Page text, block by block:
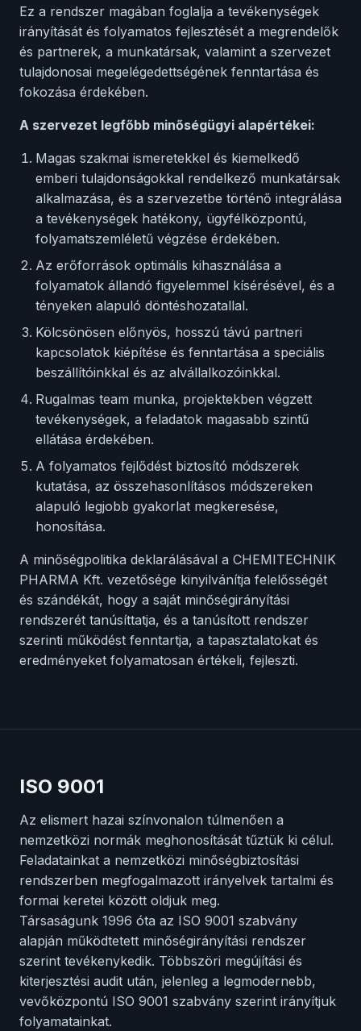
Ez a rendszer magában foglalja a tevékenységek
irányítását és folyamatos fejlesztését a megrendelők
és partnerek, a munkatársak, valamint a szervezet
tulajdonosai megelégedettségének fenntartása és
fokozása érdekében.
A szervezet legfőbb minőségügyi alapértékei:
Magas szakmai ismeretekkel és kiemelkedő
emberi tulajdonságokkal rendelkező munkatársak
alkalmazása, és a szervezetbe történő integrálása
a tevékenységek hatékony, ügyfélközpontú,
folyamatszemléletű végzése érdekében.
Az erőforrások optimális kihasználása a
folyamatok állandó figyelemmel kísérésével, és a
tényeken alapuló döntéshozatallal.
Kölcsönösen előnyös, hosszú távú partneri
kapcsolatok kiépítése és fenntartása a speciális
beszállítóinkkal és az alvállalkozóinkkal.
Rugalmas team munka, projektekben végzett
tevékenységek, a feladatok magasabb szintű
ellátása érdekében.
A folyamatos fejlődést biztosító módszerek
kutatása, az összehasonlításos módszereken
alapuló legjobb gyakorlat megkeresése,
honosítása.
A minőségpolitika deklarálásával a CHEMITECHNIK
PHARMA Kft. vezetősége kinyilvánítja felelősségét
és szándékát, hogy a saját minőségirányítási
rendszerét tanúsíttatja, és a tanúsított rendszer
szerinti működést fenntartja, a tapasztalatokat és
eredményeket folyamatosan értékeli, fejleszti.
ISO 9001
Az elismert hazai színvonalon túlmenően a
nemzetközi normák meghonosítását tűztük ki célul.
Feladatainkat a nemzetközi minőségbiztosítási
rendszerben megfogalmazott irányelvek tartalmi és
formai keretei között oldjuk meg.
Társaságunk 1996 óta az ISO 9001 szabvány
alapján működtetett minőségirányítási rendszer
szerint tevékenykedik. Többszöri megújítási és
kiterjesztési audit után, jelenleg a legmodernebb,
vevőközpontú ISO 9001 szabvány szerint irányítjuk
folyamatainkat.